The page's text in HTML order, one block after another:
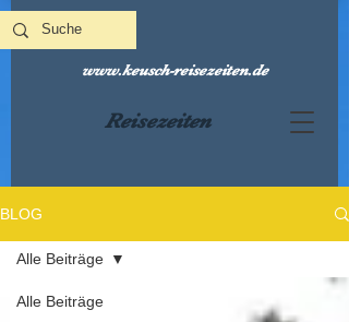
Reisezeiten
www.keusch-reisezeiten.de
BLOG
Alle Beiträge
Alle Beiträge